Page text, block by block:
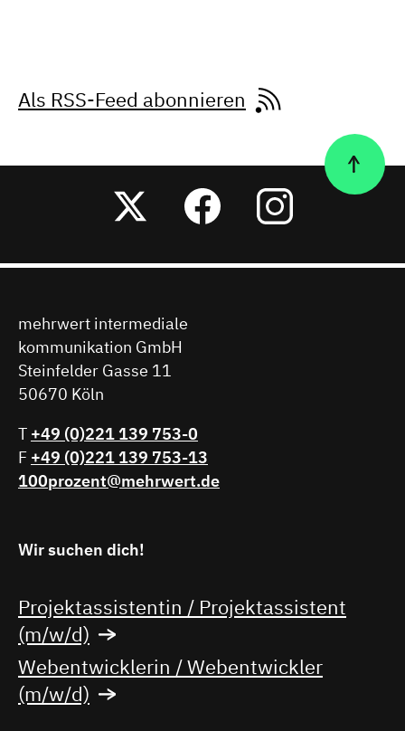
Als RSS-Feed abonnieren
Nach
TwitterFacebook
mehrwert intermediale
kommunikation GmbH
Steinfelder Gasse 11
50670 Köln
+49 (0)221 139 753-0
F +49 (0)221 139 753-13
100prozent@mehrwert.de
Wir suchen dich!
Projektassistentin / Projektassistent
(m/w/d)
Webentwicklerin / Webentwickler
(m/w/d)